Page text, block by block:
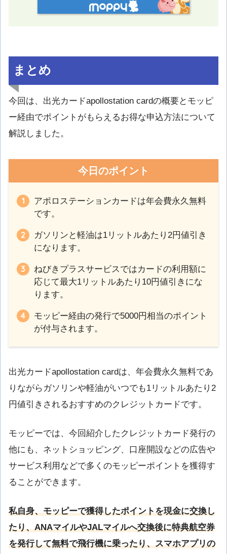
まとめ
今回は、出光カードapollostation cardの概要とモッピ
ー経由でポイントがもらえるお得な申込方法について
解説しました。
今日のポイント
アポロステーションカードは年会費永久無料
です。
ガソリンと軽油は1リットルあたり2円値引き
になります。
ねびきプラスサービスではカードの利用額に
応じて最大1リットルあたり10円値引きにな
ります。
モッピー経由の発行で5000円相当のポイント
が付与されます。
出光カードapollostation cardは、年会費永久無料であ
りながらガソリンや軽油がいつでも1リットルあたり2
円値引きされるおすすめのクレジットカードです。
モッピーでは、今回紹介したクレジットカード発行の
他にも、ネットショッピング、口座開設などの広告や
サービス利用などで多くのモッピーポイントを獲得す
ることができます。
私自身、モッピーで獲得したポイントを現金に交換し
たり、ANAマイルやJALマイルへ交換後に特典航空券
を発行して無料で飛行機に乗ったり、スマホアプリの